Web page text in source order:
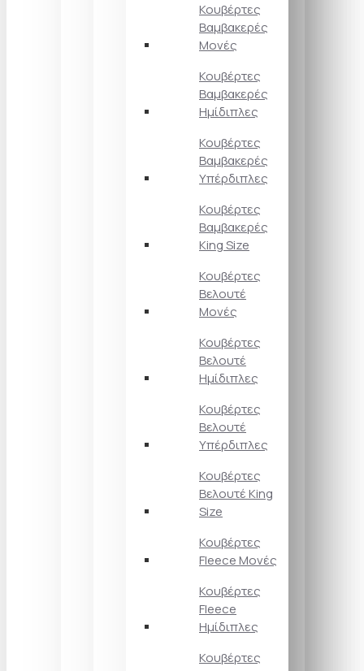
Κουβέρτες
Βαμβακερές
Μονές
Κουβέρτες
Βαμβακερές
Ημίδιπλες
Κουβέρτες
Βαμβακερές
Υπέρδιπλες
Κουβέρτες
Βαμβακερές
King Size
Κουβέρτες
Βελουτέ
Μονές
Κουβέρτες
Βελουτέ
Ημίδιπλες
Κουβέρτες
Βελουτέ
Υπέρδιπλες
Κουβέρτες
Βελουτέ King
Size
Κουβέρτες
Fleece Μονές
Κουβέρτες
Fleece
Ημίδιπλες
Κουβέρτες